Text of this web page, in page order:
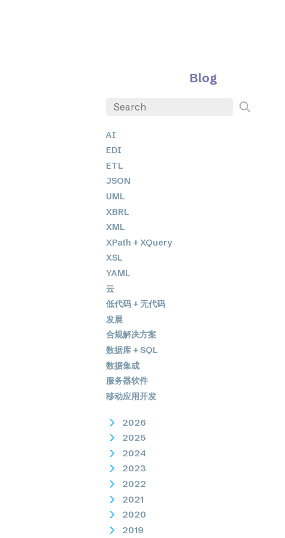
Blog
AI
EDI
ETL
JSON
UML
XBRL
XML
XPath + XQuery
XSL
YAML
云
低代码 + 无代码
发展
合规解决方案
数据库 + SQL
数据集成
服务器软件
移动应用开发
2026
2025
2024
2023
2022
2021
2020
2019